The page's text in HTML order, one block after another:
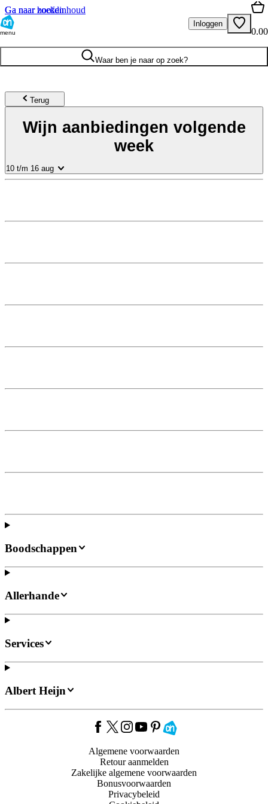
Ga naar hoofdinhoud
Ga naar zoeken
menu
Inloggen
0.00
Waar ben je naar op zoek?
Terug
Wijn aanbiedingen volgende
week
10 t/m 16 aug
Boodschappen
Allerhande
Services
Albert Heijn
Algemene voorwaarden
Retour aanmelden
Zakelijke algemene voorwaarden
Bonusvoorwaarden
Privacybeleid